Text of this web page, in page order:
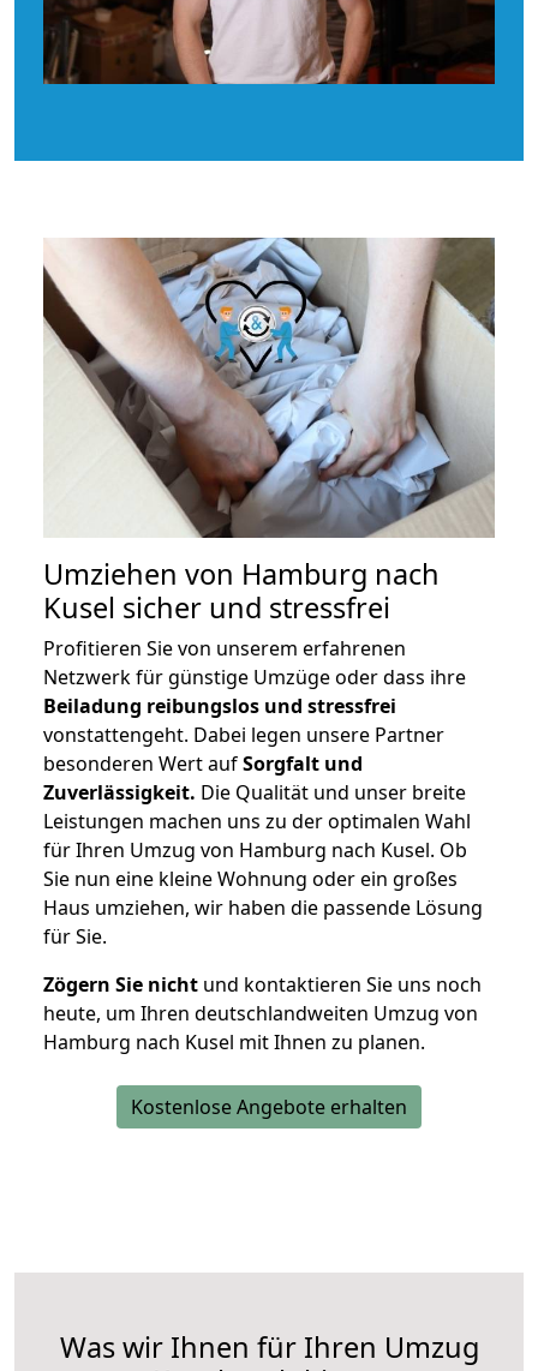
Umziehen von Hamburg nach
Kusel sicher und stressfrei
Profitieren Sie von unserem erfahrenen
Netzwerk für günstige Umzüge oder dass ihre
Beiladung reibungslos und stressfrei
vonstattengeht. Dabei legen unsere Partner
besonderen Wert aufSorgfalt und
Zuverlässigkeit. Die Qualität und unser breite
Leistungen machen uns zu der optimalen Wahl
für Ihren Umzug von Hamburg nach Kusel. Ob
Sie nun eine kleine Wohnung oder ein großes
Haus umziehen, wir haben die passende Lösung
für Sie.
Zögern Sie nicht und kontaktieren Sie uns noch
heute, um Ihren deutschlandweiten Umzug von
Hamburg nach Kusel mit Ihnen zu planen.
Kostenlose Angebote erhalten
Was wir Ihnen für Ihren Umzug